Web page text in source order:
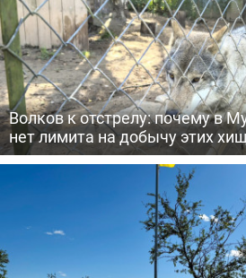
Волков к отстрелу: почему в
нет лимита на добычу этих